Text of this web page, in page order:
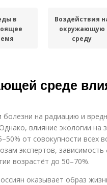
в
Воздействия
окружающую
среду
среде
на радиацию и
влияние экологии на
от совокупности всех
экспертов,
возрастёт до 50–70%.
оказывает образ